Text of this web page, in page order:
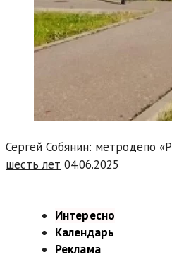
Сергей Собянин: метродепо
шесть лет 04.06.2025
Интересно
Календарь
Реклама